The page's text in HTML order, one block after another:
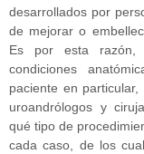
desarrollados por
de mejorar o
Es por esta razón,
condiciones
paciente en
uroandrólogos y
qué tipo de
cada caso, de los